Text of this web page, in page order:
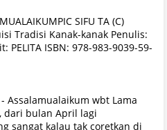
SIFU TA (C)
Tradisi Kanak-kanak Penulis:
PELITA ISBN: 978-983-9039-59-
- Assalamualaikum wbt Lama
bulan April lagi
sangat kalau tak coretkan di